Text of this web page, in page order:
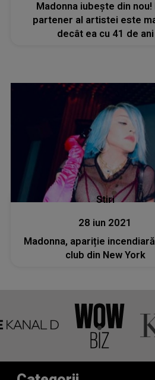
Madonna iubește din nou!
partener al artistei este
decât ea cu 41 de ani
Stiri
28 iun 2021
Madonna, apariție
club din New York